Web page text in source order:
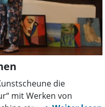
die
mit Werken von